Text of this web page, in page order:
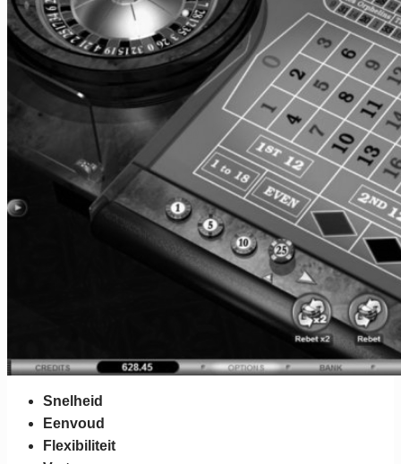
Snelheid
Eenvoud
Flexibiliteit